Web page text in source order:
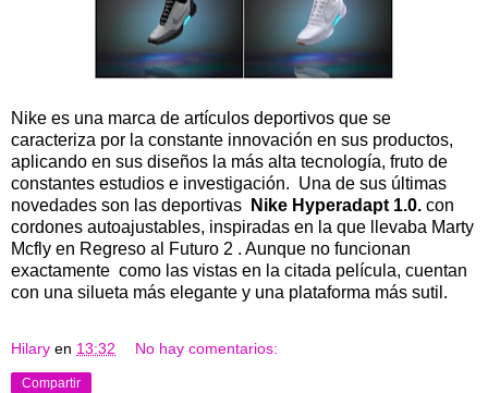
Nike es una marca de artículos deportivos que se
caracteriza por la constante innovación en sus productos,
aplicando en sus diseños la más alta tecnología, fruto de
constantes estudios e investigación. Una de sus últimas
novedades son las deportivas
Nike Hyperadapt 1.0. con
cordones autoajustables, inspiradas en la que llevaba Marty
Mcfly en Regreso al Futuro 2 . Aunque no funcionan
exactamente como las vistas en la citada película, cuentan
con una silueta más elegante y una plataforma más sutil.
Hilary en 13:32 No hay comentarios:
Compartir